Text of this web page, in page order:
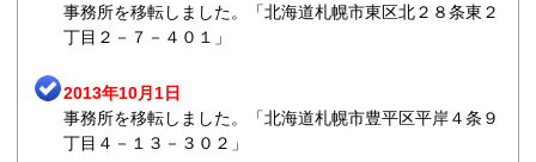
事務所を移転しました。「北海道札幌市東区北２８条東２
丁目２－７－４０１」
2013年10月1日
事務所を移転しました。「北海道札幌市豊平区平岸４条９
丁目４－１３－３０２」